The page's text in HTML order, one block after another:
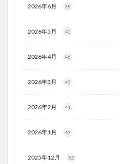
2026年6月 38
2026年5月 40
2026年4月 46
2026年3月 45
2026年2月 41
2026年1月 43
2025年12月 52